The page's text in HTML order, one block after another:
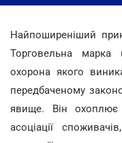
Найпоширеніший
Торговельна
охорона якого
передбаченому
явище. Він охоплює
асоціації